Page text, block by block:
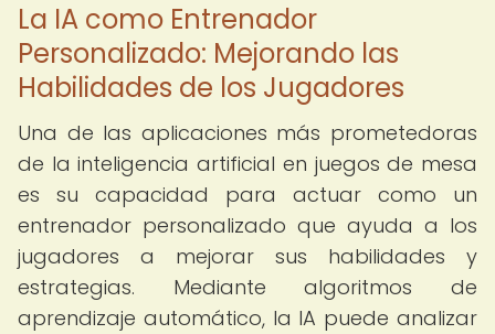
La IA como Entrenador
Personalizado: Mejorando las
Habilidades de los Jugadores
Una de las aplicaciones más prometedoras
de la inteligencia artificial en juegos de mesa
es su capacidad para actuar como un
entrenador personalizado que ayuda a los
jugadores a mejorar sus habilidades y
estrategias. Mediante algoritmos de
aprendizaje automático, la IA puede analizar